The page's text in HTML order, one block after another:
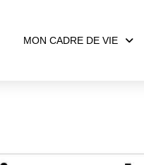
MON CADRE DE VIE